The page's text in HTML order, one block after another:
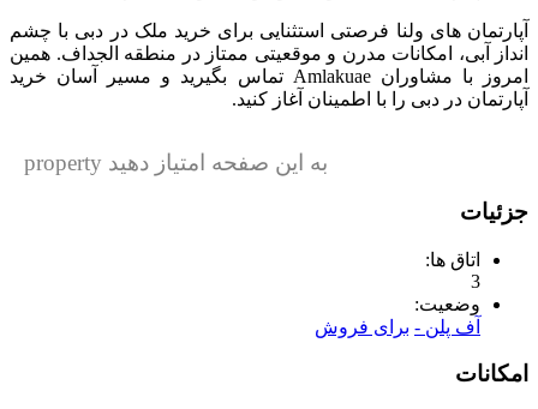
آپارتمان های ولنا فرصتی استثنایی برای خرید ملک در دبی با چشم‌
انداز آبی، امکانات مدرن و موقعیتی ممتاز در منطقه الجداف. همین
امروز با مشاوران Amlakuae تماس بگیرید و مسیر آسان خرید
آپارتمان در دبی را با اطمینان آغاز کنید.
به این صفحه امتیاز دهید property
جزئیات
اتاق ها:
3
وضعیت:
آف پلن - برای فروش
امکانات